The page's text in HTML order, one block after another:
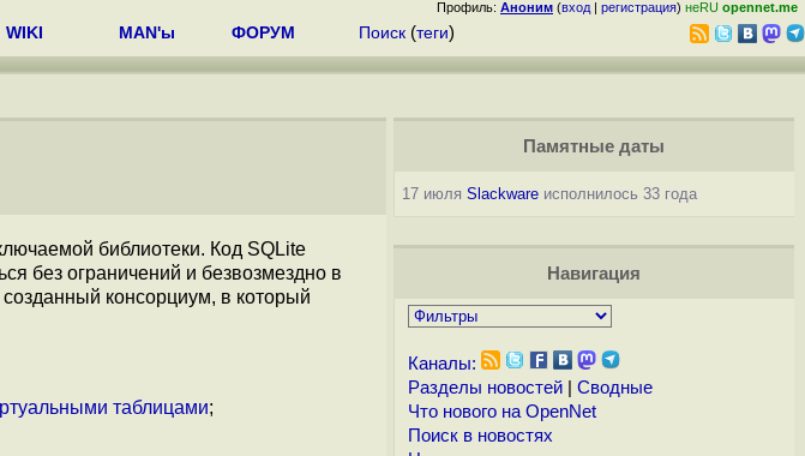
Профиль: Аноним (вход | регистрация) неRU opennet.me
WIKI MAN'ы ФОРУМ Поиск (теги)
библиотеки. Код SQLite
без ограничений и безвозмездно в
консорциум, в который
таблицами;
Памятные даты
17 июля Slackwareисполнилось 33 года
Навигация
Каналы:
Разделы новостей| Сводные
Что нового на OpenNet
Поиск в новостях